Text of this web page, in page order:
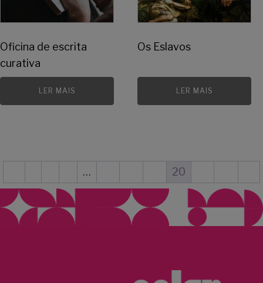
Oficina de escrita
curativa
LER MAIS
Os Eslavos
LER MAIS
… 20